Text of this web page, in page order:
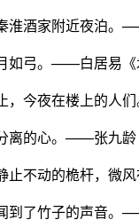
淮酒家附近夜泊。
如弓。——白居易《
，今夜在楼上的人
离的心。——张九
止不动的桅杆，微
到了竹子的声音。